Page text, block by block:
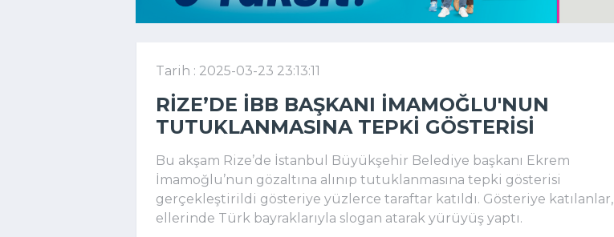
Tarih : 2025-03-23 23:13:11
RIZE’DE İBB BAŞKANI İMAMOĞLU'NUN
TUTUKLANMASINA TEPKI GÖSTERISI
Bu akşam Rize’de İstanbul Büyükşehir Belediye başkanı Ekrem
İmamoğlu’nun gözaltına alınıp tutuklanmasına tepki gösterisi
gerçekleştirildi gösteriye yüzlerce taraftar katıldı. Gösteriye katılanlar,
ellerinde Türk bayraklarıyla slogan atarak yürüyüş yaptı.